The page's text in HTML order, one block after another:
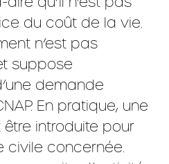
du coût de la vie.
n’est pas
suppose
demande
En pratique, une
introduite pour
civile concernée.